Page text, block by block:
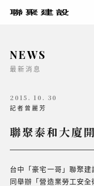
NEWS
最新消息
2015. 10. 30
記者曾麗芳
聯聚泰和大廈
台中「豪宅一哥」聯聚
同舉辦「營造業勞工安